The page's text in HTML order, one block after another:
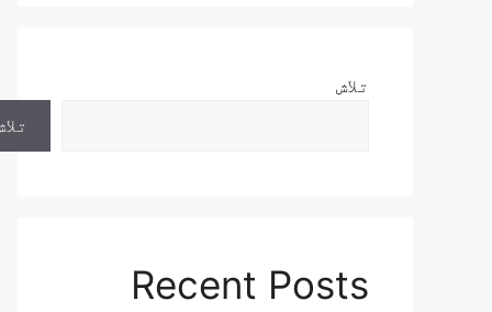
تلاش
تلاش
Recent Posts